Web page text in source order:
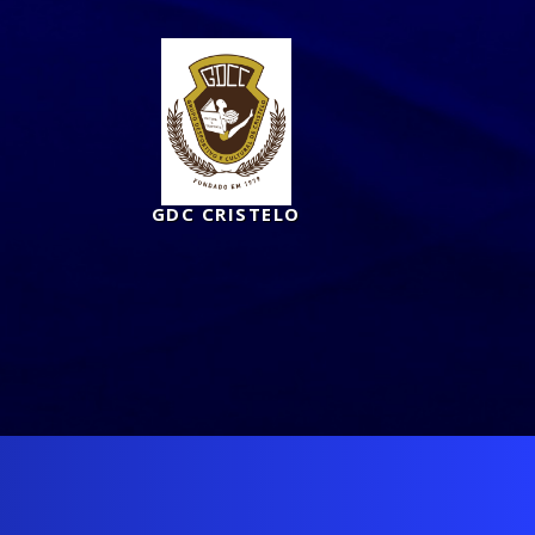
GDC CRISTELO